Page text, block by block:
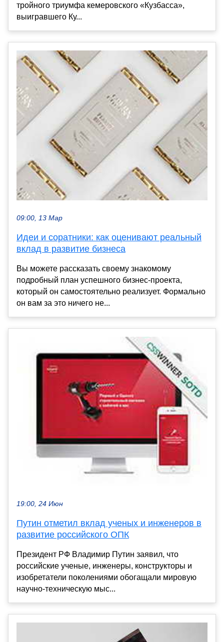
тройного триумфа кемеровского «Кузбасса»,
выигравшего Ку...
09:00, 13 Мар
Идеи и соратники: как оценивают реальный
вклад в развитие бизнеса
Вы можете рассказать своему знакомому
подробный план успешного бизнес-проекта,
который он самостоятельно реализует. Формально
он вам за это ничего не...
19:00, 24 Июн
Путин отметил вклад ученых и инженеров в
развитие российского ОПК
Президент РФ Владимир Путин заявил, что
российские ученые, инженеры, конструкторы и
изобретатели поколениями обогащали мировую
научно-техническую мыс...